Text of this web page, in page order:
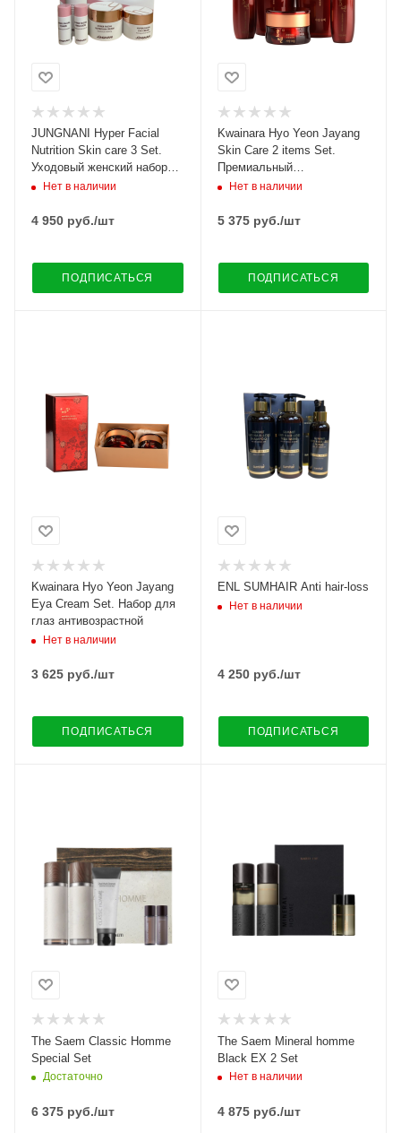
JUNGNANI Hyper Facial
Nutrition Skin care 3 Set.
Уходовый женский набор
для лица с пептидами
Нет в наличии
4 950 руб./шт
ПОДПИСАТЬСЯ
Kwainara Hyo Yeon Jayang
Skin Care 2 items Set.
Премиальный
антивозрастной набор для
Нет в наличии
5 375руб./шт
ПОДПИСАТЬСЯ
Kwainara Hyo Yeon Jayang
Eya Cream Set. Набор для
глаз антивозрастной
Нет в наличии
3 625 руб./шт
ПОДПИСАТЬСЯ
ENL SUMHAIR Anti hair-loss
Нет в наличии
4 250руб./шт
ПОДПИСАТЬСЯ
The Saem Classic Homme
Special Set
Достаточно
6 375 руб./шт
The Saem Mineral homme
Black EX 2 Set
Нет в наличии
4 875руб./шт